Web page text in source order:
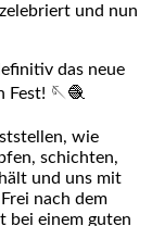
und nun
das neue
Fest! 🪡🧶
wie
schichten,
und uns mit
nach dem
bei einem guten